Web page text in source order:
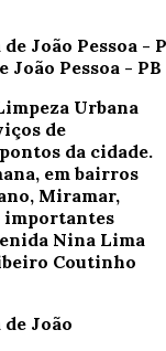
Pessoa - PB
Urbana
de
da cidade.
em bairros
Miramar,
importantes
Nina Lima
Coutinho